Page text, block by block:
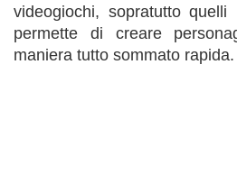
videogiochi, sopratutto
permette di creare
maniera tutto sommato rapida.